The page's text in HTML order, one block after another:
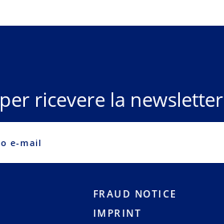
ricevere la newsletter
FRAUD NOTICE
IMPRINT